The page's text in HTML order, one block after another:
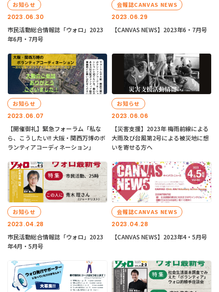
2023.06.30
お知らせ
市民活動総合情報誌「ウォロ」2023
年6月・7月号
2023.06.29
会報誌CANVAS NEWS
【CANVAS NEWS】2023年6・7月号
2023.06.07
お知らせ
【開催御礼】緊急フォーラム「私な
ら、こうしたい!! 大阪・関西万博のボ
ランティアコーディネーション」
2023.06.06
お知らせ
【災害支援】2023年 梅雨前線による
大雨及び台風第2号による被災地に想
いを寄せる方へ
2023.04.28
お知らせ
市民活動総合情報誌「ウォロ」2023
年4月・5月号
2023.04.28
会報誌CANVAS NEWS
【CANVAS NEWS】2023年4・5月号